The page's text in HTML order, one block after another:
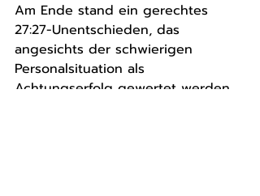
Am Ende stand ein gerechtes
27:27-Unentschieden, das
angesichts der schwierigen
Personalsituation als
Achtungserfolg gewertet werden